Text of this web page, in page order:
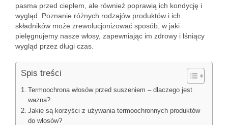
pasma przed ciepłem, ale również poprawią ich kondycję i
wygląd. Poznanie różnych rodzajów produktów i ich
składników może zrewolucjonizować sposób, w jaki
pielęgnujemy nasze włosy, zapewniając im zdrowy i lśniący
wygląd przez długi czas.
Spis treści
Termoochrona włosów przed suszeniem – dlaczego jest
ważna?
Jakie są korzyści z używania termoochronnych produktów
do włosów?